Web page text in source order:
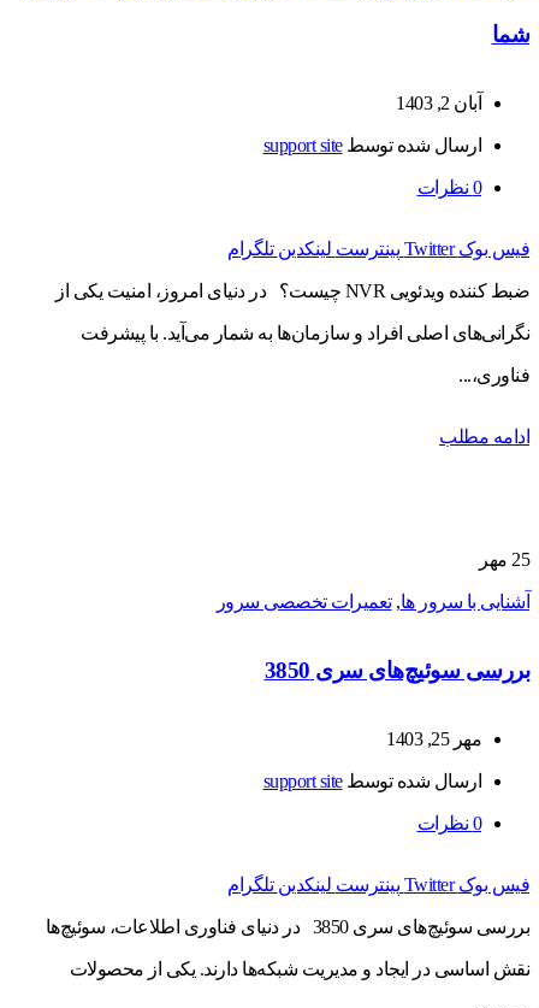
شما
آبان 2, 1403
ارسال شده توسطsupport site
0 نظرات
فیس بوک Twitter پینترست لینکدین تلگرام
ضبط کننده ویدئویی NVR چیست؟ در دنیای امروز، امنیت یکی از
نگرانی‌های اصلی افراد و سازمان‌ها به شمار می‌آید. با پیشرفت
فناوری،...
ادامه مطلب
25 مهر
آشنایی با سرور ها,تعمیرات تخصصی سرور
بررسی سوئیچ‌های سری 3850
مهر 25, 1403
ارسال شده توسطsupport site
0 نظرات
فیس بوک Twitter پینترست لینکدین تلگرام
بررسی سوئیچ‌های سری 3850 در دنیای فناوری اطلاعات، سوئیچ‌ها
نقش اساسی در ایجاد و مدیریت شبکه‌ها دارند. یکی از محصولات